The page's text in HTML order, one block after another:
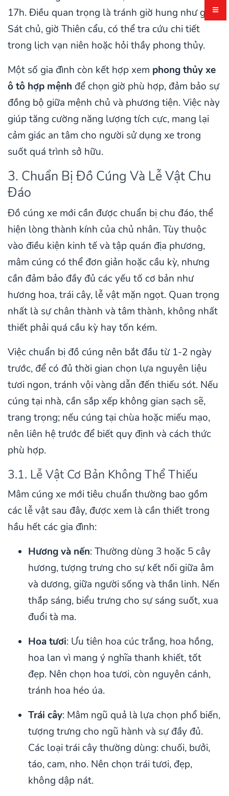
17h. Điều quan trọng là tránh giờ hung như giờ
Sát chủ, giờ Thiên cẩu, có thể tra cứu chi tiết
trong lịch vạn niên hoặc hỏi thầy phong thủy.
Một số gia đình còn kết hợp xem phong thủy xe
ô tô hợp mệnh để chọn giờ phù hợp, đảm bảo sự
đồng bộ giữa mệnh chủ và phương tiện. Việc này
giúp tăng cường năng lượng tích cực, mang lại
cảm giác an tâm cho người sử dụng xe trong
suốt quá trình sở hữu.
3. Chuẩn Bị Đồ Cúng Và Lễ Vật Chu
Đáo
Đồ cúng xe mới cần được chuẩn bị chu đáo, thể
hiện lòng thành kính của chủ nhân. Tùy thuộc
vào điều kiện kinh tế và tập quán địa phương,
mâm cúng có thể đơn giản hoặc cầu kỳ, nhưng
cần đảm bảo đầy đủ các yếu tố cơ bản như
hương hoa, trái cây, lễ vật mặn ngọt. Quan trọng
nhất là sự chân thành và tâm thành, không nhất
thiết phải quá cầu kỳ hay tốn kém.
Việc chuẩn bị đồ cúng nên bắt đầu từ 1-2 ngày
trước, để có đủ thời gian chọn lựa nguyên liệu
tươi ngon, tránh vội vàng dẫn đến thiếu sót. Nếu
cúng tại nhà, cần sắp xếp không gian sạch sẽ,
trang trọng; nếu cúng tại chùa hoặc miếu mạo,
nên liên hệ trước để biết quy định và cách thức
phù hợp.
3.1. Lễ Vật Cơ Bản Không Thể Thiếu
Mâm cúng xe mới tiêu chuẩn thường bao gồm
các lễ vật sau đây, được xem là cần thiết trong
hầu hết các gia đình:
Hương và nến: Thường dùng 3 hoặc 5 cây
hương, tượng trưng cho sự kết nối giữa âm
và dương, giữa người sống và thần linh. Nến
thắp sáng, biểu trưng cho sự sáng suốt, xua
đuổi tà ma.
Hoa tươi: Ưu tiên hoa cúc trắng, hoa hồng,
hoa lan vì mang ý nghĩa thanh khiết, tốt
đẹp. Nên chọn hoa tươi, còn nguyên cánh,
tránh hoa héo úa.
Trái cây: Mâm ngũ quả là lựa chọn phổ biến,
tượng trưng cho ngũ hành và sự đầy đủ.
Các loại trái cây thường dùng: chuối, bưởi,
táo, cam, nho. Nên chọn trái tươi, đẹp,
không dập nát.